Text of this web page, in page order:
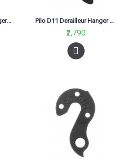
Pilo D100 Derailleur Hanger For Bianchi, Colnago, Fondriest, Gios, Kona, Marin, Masi, Raleigh, Scapin Pilo D11 Derailleur Hanger For BH, Focus, Fuji, GT, K2, Kona, Marin, Merida, Raleigh, Trek
₹2,790